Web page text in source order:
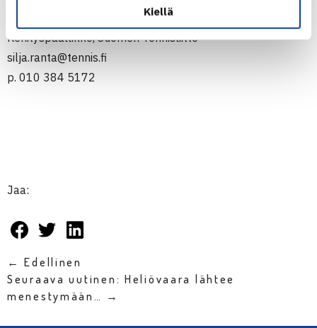
Kiellä
Kehityspäällikkö, Suomen Tennisliitto
silja.ranta@tennis.fi
p. 010 384 5172
Jaa:
← Edellinen
Seuraava uutinen: Heliövaara lähtee
menestymään… →